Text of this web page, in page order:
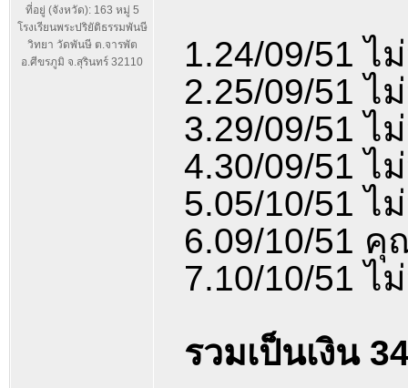
ที่อยู่ (จังหวัด): 163 หมู่ 5
โรงเรียนพระปริยัติธรรมพันษี
วิทยา วัดพันษี ต.จารพัต
อ.ศีขรภูมิ จ.สุรินทร์ 32110
1.24/09/51 ไ
2.25/09/51 ไ
3.29/09/51 ไ
4.30/09/51 ไ
5.05/10/51 ไ
6.09/10/51
7.10/10/51 ไ
รวมเป็นเงิน